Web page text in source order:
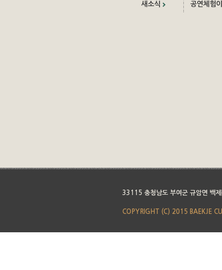
새소식 공연체험
33115 충청남도 부여군 규암면 백
COPYRIGHT (C) 2015 BAEKJE